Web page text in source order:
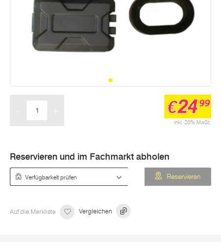
inkl. 20% MwSt.
€2499
Reservieren und im Fachmarkt abholen
Reservieren
Auf die Merkliste Vergleichen